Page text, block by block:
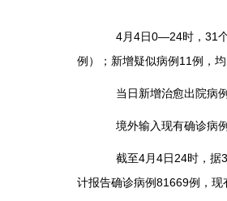
4月4日0—24时，31个省
例）；新增疑似病例11例，均
当日新增治愈出院病例
境外输入现有确诊病例
截至4月4日24时，据31
计报告确诊病例81669例，现